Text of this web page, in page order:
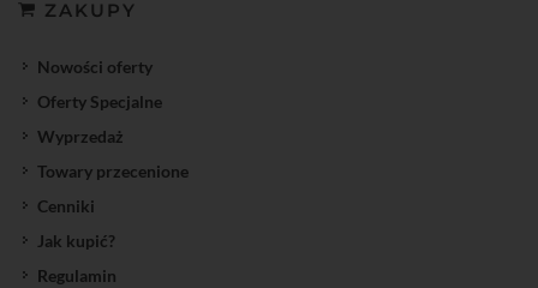
ZAKUPY
Nowości oferty
Oferty Specjalne
Wyprzedaż
Towary przecenione
Cenniki
Jak kupić?
Regulamin